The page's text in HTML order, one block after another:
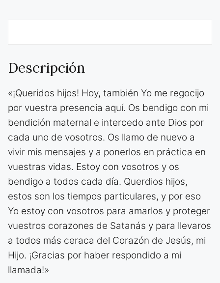
Descripción
«¡Queridos hijos! Hoy, también Yo me regocijo
por vuestra presencia aquí. Os bendigo con mi
bendición maternal e intercedo ante Dios por
cada uno de vosotros. Os llamo de nuevo a
vivir mis mensajes y a ponerlos en práctica en
vuestras vidas. Estoy con vosotros y os
bendigo a todos cada día. Querdios hijos,
estos son los tiempos particulares, y por eso
Yo estoy con vosotros para amarlos y proteger
vuestros corazones de Satanás y para llevaros
a todos más ceraca del Corazón de Jesús, mi
Hijo. ¡Gracias por haber respondido a mi
llamada!»